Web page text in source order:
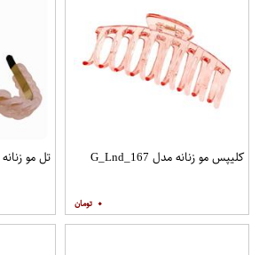
کلیپس مو زنانه مدل G_Lnd_167
۰
تل مو زنانه